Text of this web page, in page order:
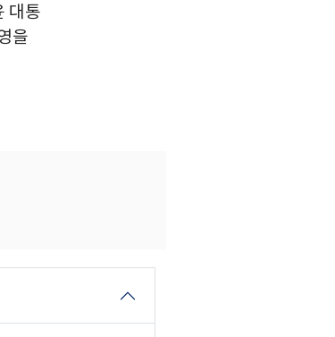
대통
을